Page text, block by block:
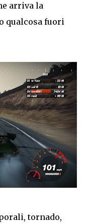
arriva la
qualcosa fuori
tornado,